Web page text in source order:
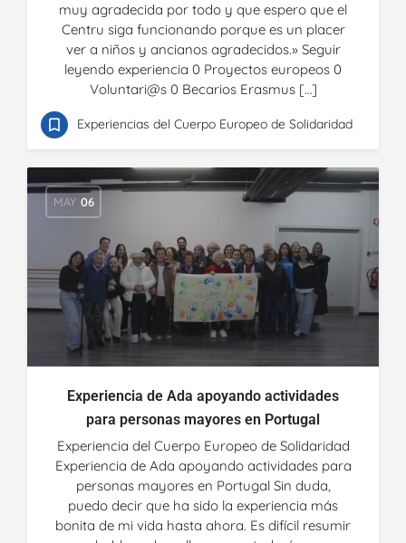
muy agradecida por todo y que espero que el
Centru siga funcionando porque es un placer
ver a niños y ancianos agradecidos.» Seguir
leyendo experiencia 0 Proyectos europeos 0
Voluntari@s 0 Becarios Erasmus […]
Experiencias del Cuerpo Europeo de Solidaridad
MAY 06
Experiencia de Ada apoyando actividades
para personas mayores en Portugal
Experiencia del Cuerpo Europeo de Solidaridad
Experiencia de Ada apoyando actividades para
personas mayores en Portugal Sin duda,
puedo decir que ha sido la experiencia más
bonita de mi vida hasta ahora. Es difícil resumir